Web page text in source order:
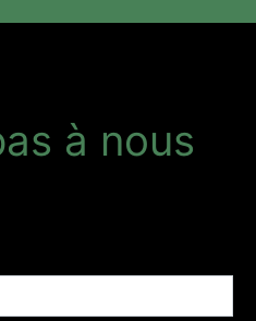
à nous